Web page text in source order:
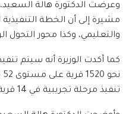
مشيرة إلى أن الخطة
والتعليمي، وكذا محور التحول
كما أكدت الوزيرة أنه سيتم
تنفيذ مرحلة تجريبية في 14 قرية، ومن المقرر أن يتم استهداف كل قرى ومراكز محافظات مصر بهذا المشروع على مدار ثلاثة أعوام.